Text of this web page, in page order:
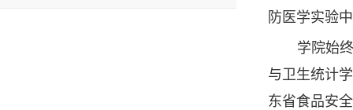
防医学实验
学院始
与卫生统计
东省食品安